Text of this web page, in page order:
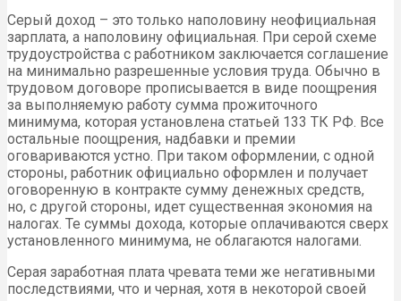
Серый доход – это только наполовину неофициальная
зарплата, а наполовину официальная. При серой схеме
трудоустройства с работником заключается соглашение
на минимально разрешенные условия труда. Обычно в
трудовом договоре прописывается в виде поощрения
за выполняемую работу сумма прожиточного
минимума, которая установлена статьей 133 ТК РФ. Все
остальные поощрения, надбавки и премии
оговариваются устно. При таком оформлении, с одной
стороны, работник официально оформлен и получает
оговоренную в контракте сумму денежных средств,
но, с другой стороны, идет существенная экономия на
налогах. Те суммы дохода, которые оплачиваются сверх
установленного минимума, не облагаются налогами.
Серая заработная плата чревата теми же негативными
последствиями, что и черная, хотя в некоторой своей